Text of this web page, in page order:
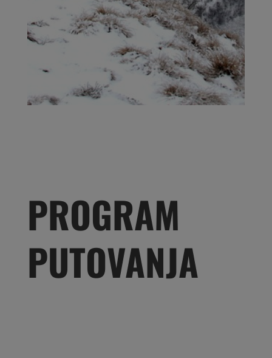
PROGRAM
PUTOVANJA